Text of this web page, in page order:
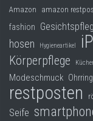
Amazon amazon
fashion
hosen Hygieneartikel
Körperpflege
Modeschmuck
restposten
Seife